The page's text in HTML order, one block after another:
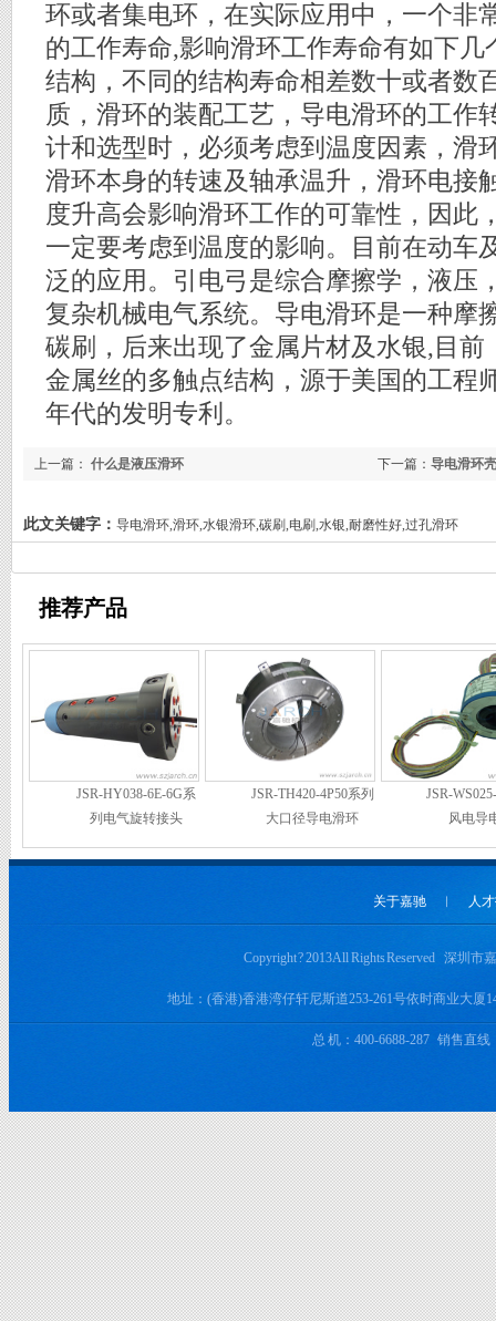
环或者集电环，在实际应用中，一个非
的工作寿命,影响滑环工作寿命有如下几
结构，不同的结构寿命相差数十或者数
质，滑环的装配工艺，导电滑环的工作
计和选型时，必须考虑到温度因素，滑
滑环本身的转速及轴承温升，滑环电接
度升高会影响滑环工作的可靠性，因此
一定要考虑到温度的影响。目前在动车
泛的应用。引电弓是综合摩擦学，液压
复杂机械电气系统。导电滑环是一种摩
碳刷，后来出现了金属片材及水银,目前
金属丝的多触点结构，源于美国的工程
年代的发明专利。
下一篇： 导电滑环
上一篇： 什么是液压滑环
此文关键字： 导电滑环,滑环,水银滑环,碳刷,电刷,水银,耐磨性好,过孔滑环
推荐产品
JSR-HY038-6E-6G系
列电气旋转接头
JSR-TH420-4P50系列
大口径导电滑环
JSR-
风电导
关于嘉驰 ︱ 人
Copyright ? 2013 All Rights Reserved 深圳
地址：(香港)香港湾仔轩尼斯道253-261号依时商业大
总 机：400-6688-287 销售直线